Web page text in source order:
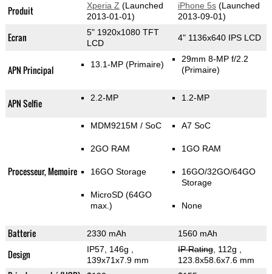
Produit Xperia Z (Launched
2013-01-01)
iPhone 5s(Launched
2013-09-01)
Ecran
5" 1920x1080 TFT
LCD
4" 1136x640 IPS LCD
APN Principal 13.1-MP (Primaire)
29mm 8-MP f/2.2
(Primaire)
APN Selfie 2.2-MP 1.2-MP
Processeur, Memoire
MDM9215M / SoC
2GO RAM
16GO Storage
MicroSD (64GO
max.)
A7 SoC
1GO RAM
16GO/32GO/64GO
Storage
None
Batterie 2330 mAh 1560 mAh
Design IP57, 146g
139x71x7.9 mm
IP Rating, 112g
123.8x58.6x7.6 mm